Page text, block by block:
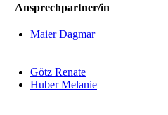
Ansprechpartner/in
Maier Dagmar
Götz Renate
Huber Melanie